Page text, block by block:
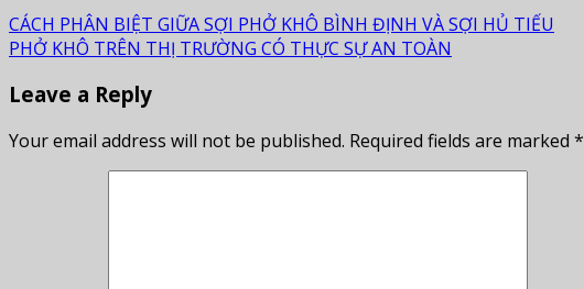
CÁCH PHÂN BIỆT GIỮA SỢI PHỞ KHÔ BÌNH ĐỊNH VÀ SỢI HỦ TIẾU
PHỞ KHÔ TRÊN THỊ TRƯỜNG CÓ THỰC SỰ AN TOÀN
Leave a Reply
Your email address will not be published. Required fields are marked *